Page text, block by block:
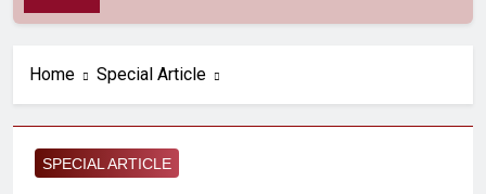
Home Special Article
SPECIAL ARTICLE